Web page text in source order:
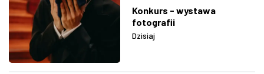
Konkurs - wystawa
fotografii
Dzisiaj